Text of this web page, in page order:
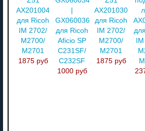
AX201004
для Ricoh
IM 2702/
M2700/
M2701
1875 руб
|
GX060036
для Ricoh
Aficio SP
C231SF/
C232SF
1000 руб
AX201030
для Ricoh
IM 2702/
M2700/
M2701
1875 руб